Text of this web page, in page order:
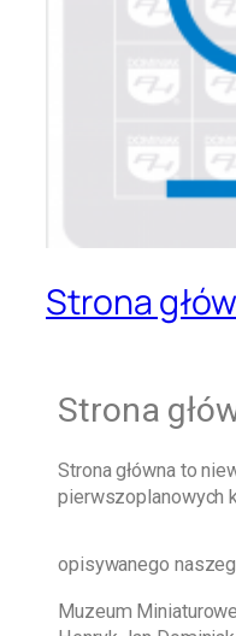
Strona
Strona
Strona głównato
pierwszoplanowych
opisywanego
Muzeum